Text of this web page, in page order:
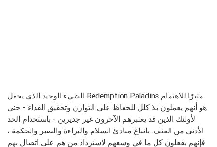
الشيء الوحيد الذي يجعل Redemption Paladins مثيرًا للاهتمام
هو أنهم يعملون بلا كلل للحفاظ على التوازن وتحقيق الفداء - حتى
لأولئك الذين قد يعتبرهم الآخرون غير جديرين - باستخدام الحد
الأدنى من العنف. باتباع مبادئ السلام والبراءة والصبر والحكمة ،
فإنهم يفعلون كل ما في وسعهم لاسترداد من هم على اتصال بهم